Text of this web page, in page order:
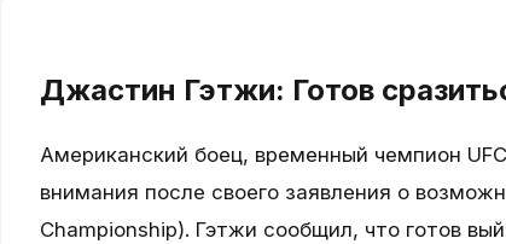
Джастин Гэтжи: Готов
Американский боец, временный чемпион
внимания после своего заявления о
Championship). Гэтжи сообщил, что готов